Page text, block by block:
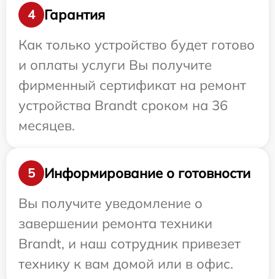
4
Гарантия
Как только устройство будет готово
и оплаты услуги Вы получите
фирменный сертификат на ремонт
устройства Brandt сроком на 36
месяцев.
5
Информирование о готовности
Вы получите уведомление о
завершении ремонта техники
Brandt, и наш сотрудник привезет
технику к вам домой или в офис.